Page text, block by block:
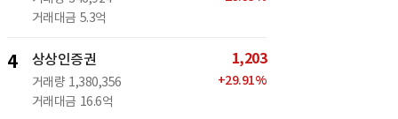
거래대금 5.3억
4 상상인증권
거래량 1,380,356
거래대금 16.6억
1,203
+29.91%